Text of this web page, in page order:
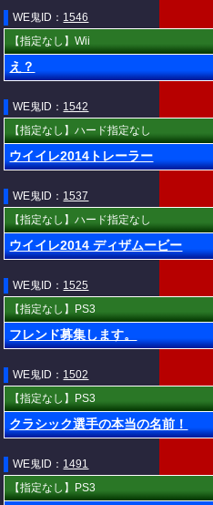
WE鬼ID： 1546
【指定なし】Wii
え？
WE鬼ID： 1542
【指定なし】ハード指定なし
ウイイレ2014トレーラー
WE鬼ID： 1537
【指定なし】ハード指定なし
ウイイレ2014 ディザムービー
WE鬼ID： 1525
【指定なし】PS3
フレンド募集します。
WE鬼ID： 1502
【指定なし】PS3
クラシック選手の本当の名前！
WE鬼ID： 1491
【指定なし】PS3